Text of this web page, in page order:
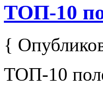
ТОП-10
{
ТОП-10